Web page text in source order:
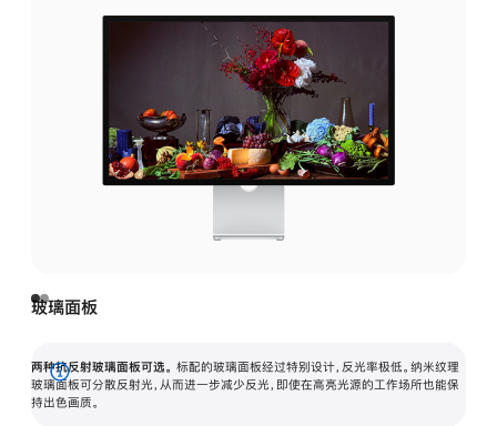
玻璃面板
两种抗反射玻璃面板可选。 标配的玻璃面板经过特别设计，反光率极低。纳米纹理
玻璃面板可分散反射光，从而进一步减少反光，即使在高亮光源的工作场所也能保
持出色画质。
展
开